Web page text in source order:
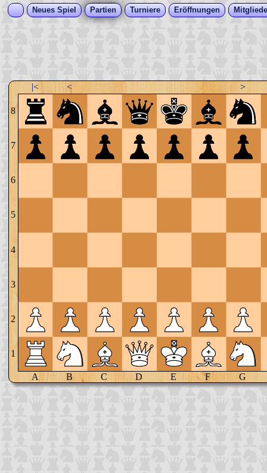
Neues Spiel Partien Turniere Eröffnungen
|< < >
8
7
6
5
4
3
2
1
A B C D E F G